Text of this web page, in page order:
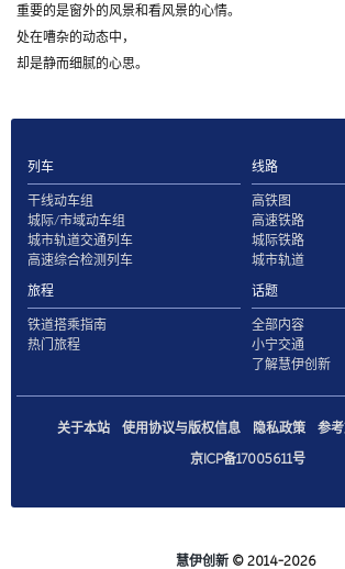
重要的是窗外的风景和看风景的心情。
处在嘈杂的动态中，
却是静而细腻的心思。
列车
干线动车组
城际/市域动车组
城市轨道交通列车
高速综合检测列车
线路
高铁图
高速铁路
城际铁路
城市轨道
旅程
铁道搭乘指南
热门旅程
话题
全部内容
小宁交通
了解慧伊创新
关于本站 使用协议与版权信息 隐私政策 参
京ICP备17005611号
慧伊创新 © 2014-2026